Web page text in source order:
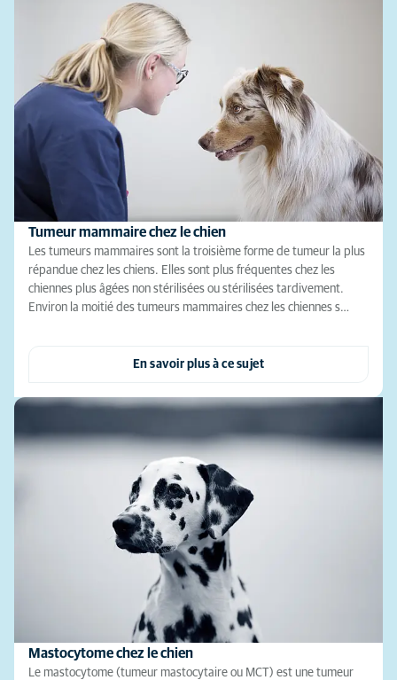
Tumeur mammaire chez le chien
Les tumeurs mammaires sont la troisième forme de tumeur la plus
répandue chez les chiens. Elles sont plus fréquentes chez les
chiennes plus âgées non stérilisées ou stérilisées tardivement.
Environ la moitié des tumeurs mammaires chez les chiennes s…
En savoir plus à ce sujet
Mastocytome chez le chien
Le mastocytome (tumeur mastocytaire ou MCT) est une tumeur